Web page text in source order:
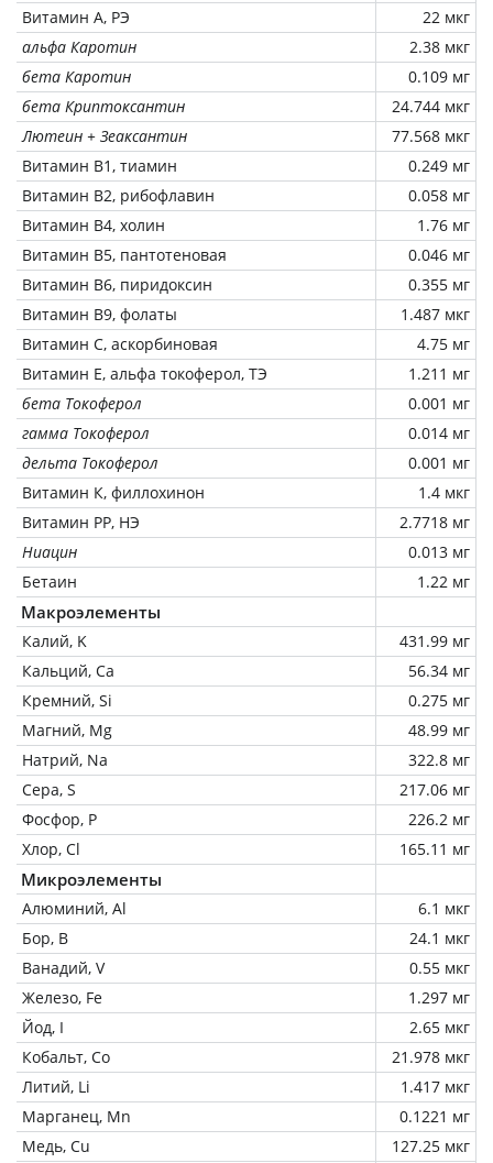
Витамин А, РЭ
22 мкг
альфа Каротин
2.38 мкг
бета Каротин
0.109 мг
бета Криптоксантин
24.744 мкг
Лютеин + Зеаксантин
77.568 мкг
Витамин В1, тиамин
0.249 мг
Витамин В2, рибофлавин
0.058 мг
Витамин В4, холин
1.76 мг
Витамин В5, пантотеновая
0.046 мг
Витамин В6, пиридоксин
0.355 мг
Витамин В9, фолаты
1.487 мкг
Витамин C, аскорбиновая
4.75 мг
Витамин Е, альфа токоферол, ТЭ
1.211 мг
бета Токоферол
0.001 мг
гамма Токоферол
0.014 мг
дельта Токоферол
0.001 мг
Витамин К, филлохинон
1.4 мкг
Витамин РР, НЭ
2.7718 мг
Ниацин
0.013 мг
Бетаин
1.22 мг
Макроэлементы
Калий, K
431.99 мг
Кальций, Ca
56.34 мг
Кремний, Si
0.275 мг
Магний, Mg
48.99 мг
Натрий, Na
322.8 мг
Сера, S
217.06 мг
Фосфор, P
226.2 мг
Хлор, Cl
165.11 мг
Микроэлементы
Алюминий, Al
6.1 мкг
Бор, B
24.1 мкг
Ванадий, V
0.55 мкг
Железо, Fe
1.297 мг
Йод, I
2.65 мкг
Кобальт, Co
21.978 мкг
Литий, Li
1.417 мкг
Марганец, Mn
0.1221 мг
Медь, Cu
127.25 мкг